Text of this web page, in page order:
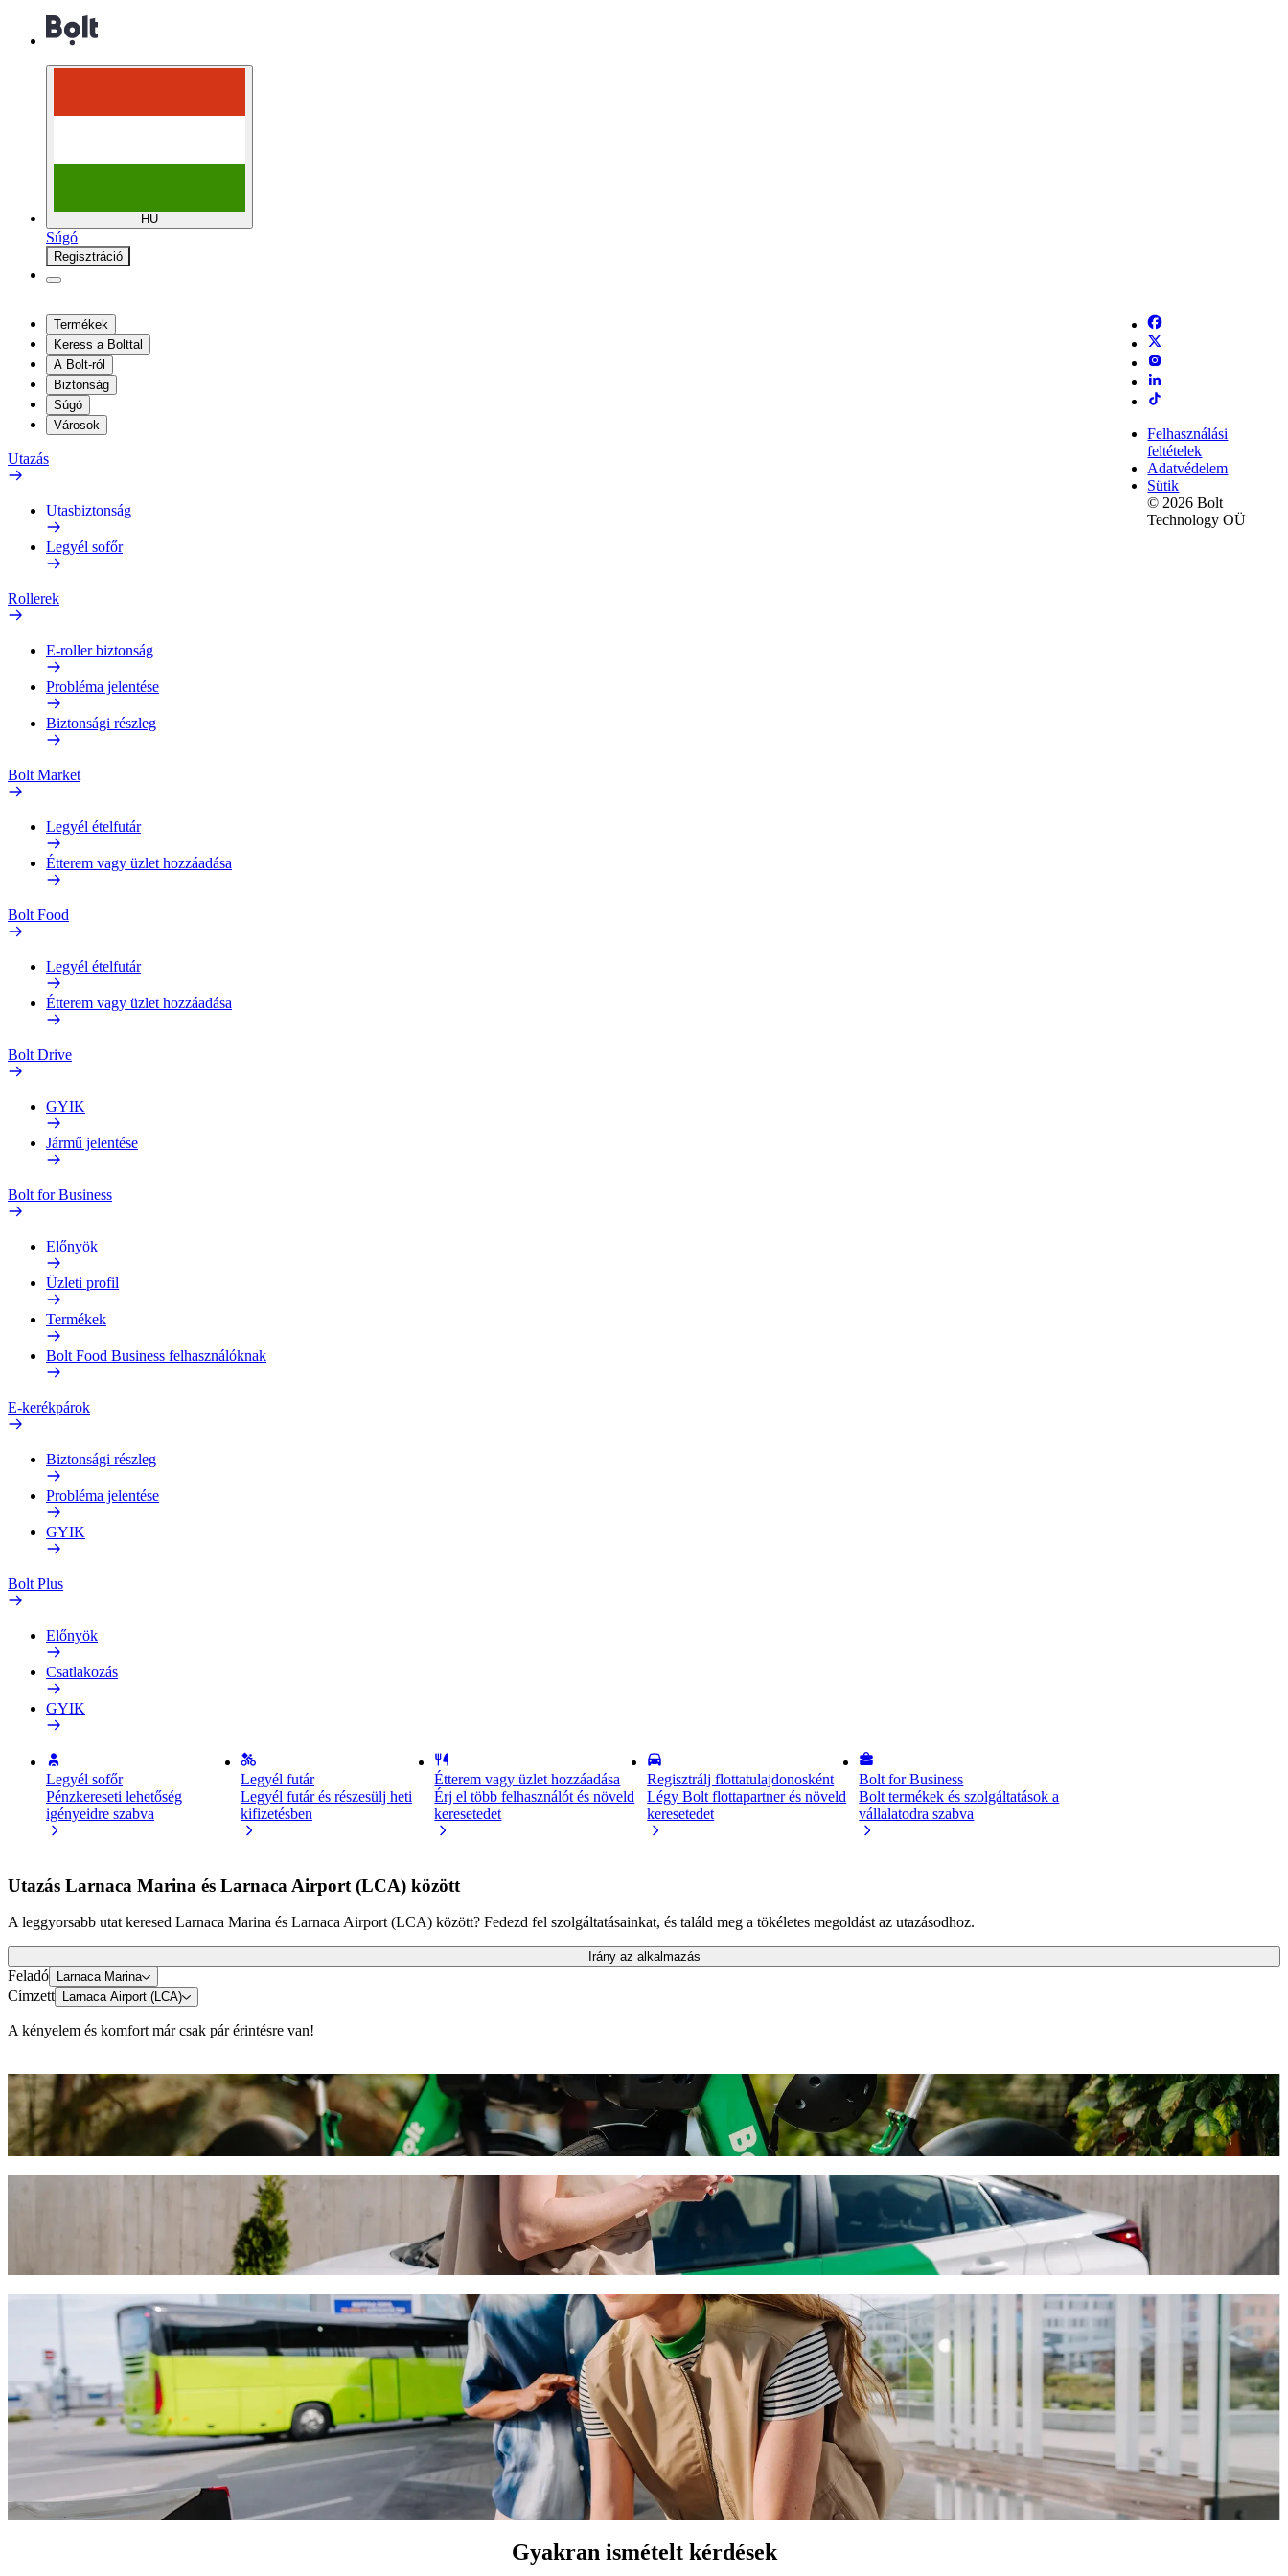
HU
Súgó
Regisztráció
Termékek
Keress a Bolttal
A Bolt-ról
Biztonság
Súgó
Városok
Utazás
Utasbiztonság
Legyél sofőr
Rollerek
E-roller biztonság
Probléma jelentése
Biztonsági részleg
Bolt Market
Legyél ételfutár
Étterem vagy üzlet hozzáadása
Bolt Food
Legyél ételfutár
Étterem vagy üzlet hozzáadása
Bolt Drive
GYIK
Jármű jelentése
Bolt for Business
Előnyök
Üzleti profil
Termékek
Bolt Food Business felhasználóknak
E-kerékpárok
Biztonsági részleg
Probléma jelentése
GYIK
Bolt Plus
Előnyök
Csatlakozás
GYIK
Legyél sofőr
Pénzkereseti lehetőség
igényeidre szabva
Legyél futár
Legyél futár és részesülj heti
kifizetésben
Étterem vagy üzlet hozzáadása
Érj el több felhasználót és növeld
keresetedet
Regisztrálj flottatulajdonosként
Légy Bolt flottapartner és növeld
keresetedet
Bolt for Business
Bolt termékek és szolgáltatások a
vállalatodra szabva
Felhasználási
feltételek
Adatvédelem
Sütik
© 2026 Bolt
Technology OÜ
Utazás Larnaca Marina és Larnaca Airport (LCA) között
A leggyorsabb utat keresed Larnaca Marina és Larnaca Airport (LCA) között? Fedezd fel szolgáltatásainkat, és találd meg a tökéletes megoldást az utazásodhoz.
Irány az alkalmazás
Feladó Larnaca Marina
Címzett Larnaca Airport (LCA)
A kényelem és komfort már csak pár érintésre van!
E-rollerek vagy e-kerékpárok
Közlekedj Lárnaka városában rollerrel vagy e-kerékpárral
Töltsd le a Bolt appot
Juss el innen: Larnaca Marina ide: Larnaca Airport (LCA) Bolt utasszállítással
Válaszd a Bolt utasszállítást, ha a legjobb árat keresed Larnaca Airport (LCA) eléréséhez. A Bolttal az utazás körülbelül 12 p időt vesz igénybe, és várhatóan 19,00 EUR EUR lesz. Bármilyen alkalomra,
megtaláljuk neked a tökéletes járművet.
Bolt szolgáltatások Larnaca Marina és Larnaca Airport (LCA) között
Sok csomagod van? Foglalj XL autót egészen 6 főig.
Stílusosan szeretnél megérkezni? Próbáld ki a Bolt prémium autóit.
Gyerekkel utazol? Rendelj gyermekbarát fuvart ülésmagasítóval.
A kedvenced is veled tart? Próbáld ki kisállatbarát fuvarainkat.
Kérsz segítséget? Támogatás kategóriánk kerekesszékkel akadálymentes járműveket kínál.
Megfizethető utazás? Élvezd a kompakt autókat kedvező áron a Bolt Basic szolgáltatással.
Töltsd le a Bolt appot
Gyakran ismételt kérdések